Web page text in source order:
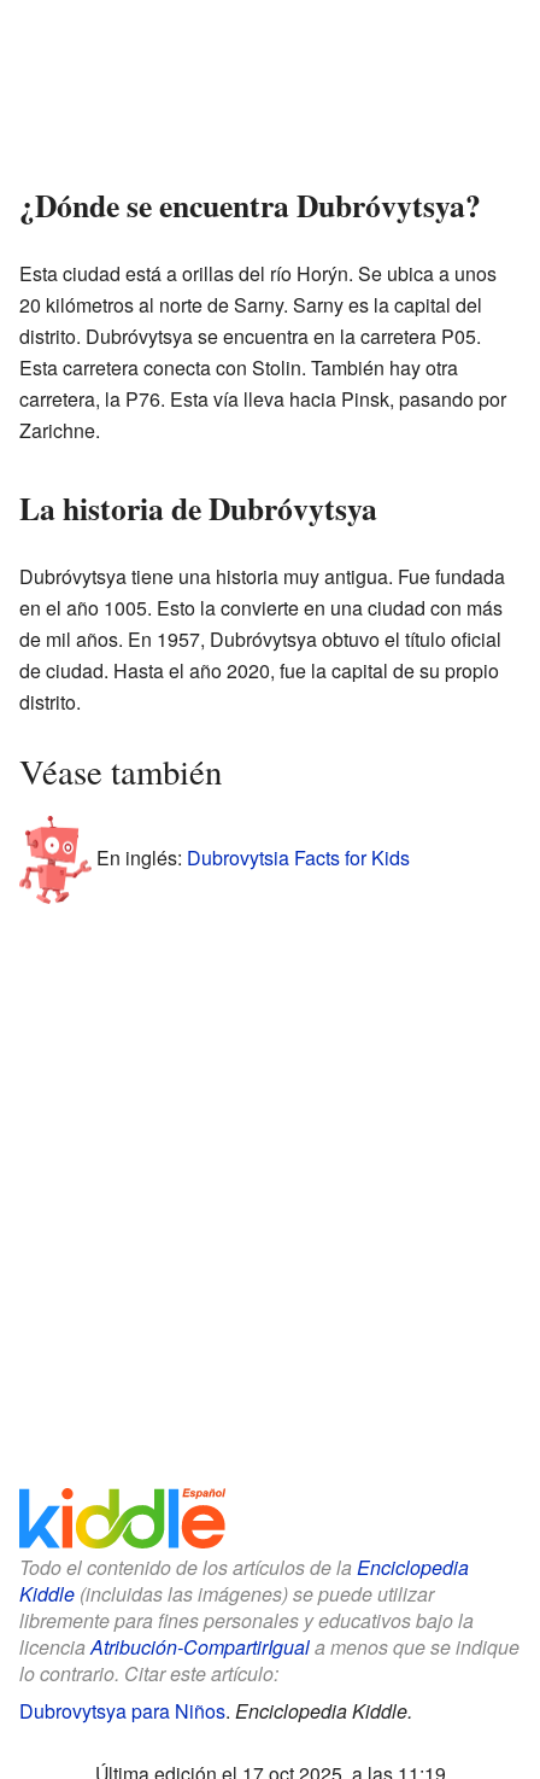
¿Dónde se encuentra Dubróvytsya?
Esta ciudad está a orillas del río Horýn. Se ubica a unos
20 kilómetros al norte de Sarny. Sarny es la capital del
distrito. Dubróvytsya se encuentra en la carretera P05.
Esta carretera conecta con Stolin. También hay otra
carretera, la P76. Esta vía lleva hacia Pinsk, pasando por
Zarichne.
La historia de Dubróvytsya
Dubróvytsya tiene una historia muy antigua. Fue fundada
en el año 1005. Esto la convierte en una ciudad con más
de mil años. En 1957, Dubróvytsya obtuvo el título oficial
de ciudad. Hasta el año 2020, fue la capital de su propio
distrito.
Véase también
En inglés: Dubrovytsia Facts for Kids
Todo el contenido de los artículos de la Enciclopedia
Kiddle (incluidas las imágenes) se puede utilizar
libremente para fines personales y educativos bajo la
licenciaAtribución-CompartirIguala menos que se indique
lo contrario. Citar este artículo:
Dubrovytsya para Niños. Enciclopedia Kiddle.
Última edición el 17 oct 2025, a las 11:19